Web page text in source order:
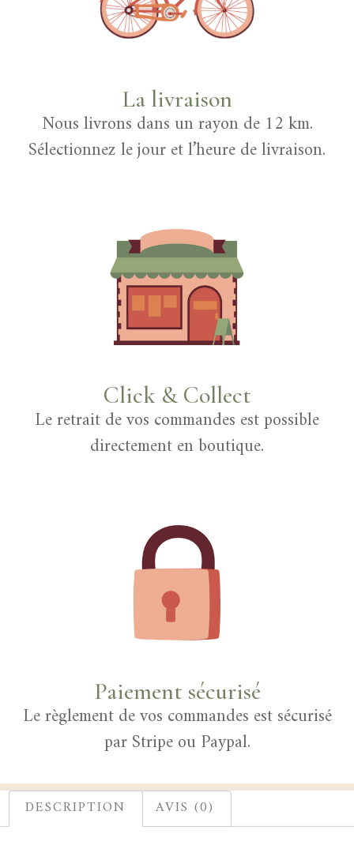
La livraison
Nous livrons dans un rayon de 12 km.
Sélectionnez le jour et l’heure de livraison.
Click & Collect
Le retrait de vos commandes est possible
directement en boutique.
Paiement sécurisé
Le règlement de vos commandes est sécurisé
par Stripe ou Paypal.
DESCRIPTION AVIS (0)